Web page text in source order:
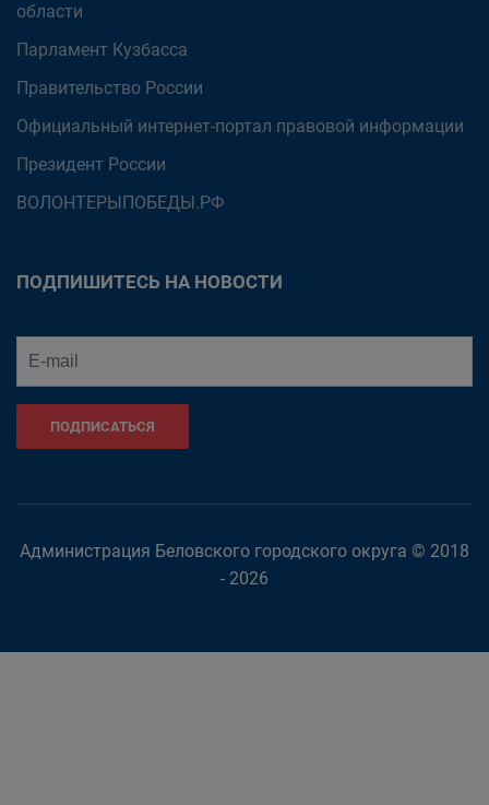
области
Парламент Кузбасса
Правительство России
Официальный интернет-портал правовой информации
Президент России
ВОЛОНТЕРЫПОБЕДЫ.РФ
ПОДПИШИТЕСЬ НА НОВОСТИ
ПОДПИСАТЬСЯ
Администрация Беловского городского округа © 2018
- 2026